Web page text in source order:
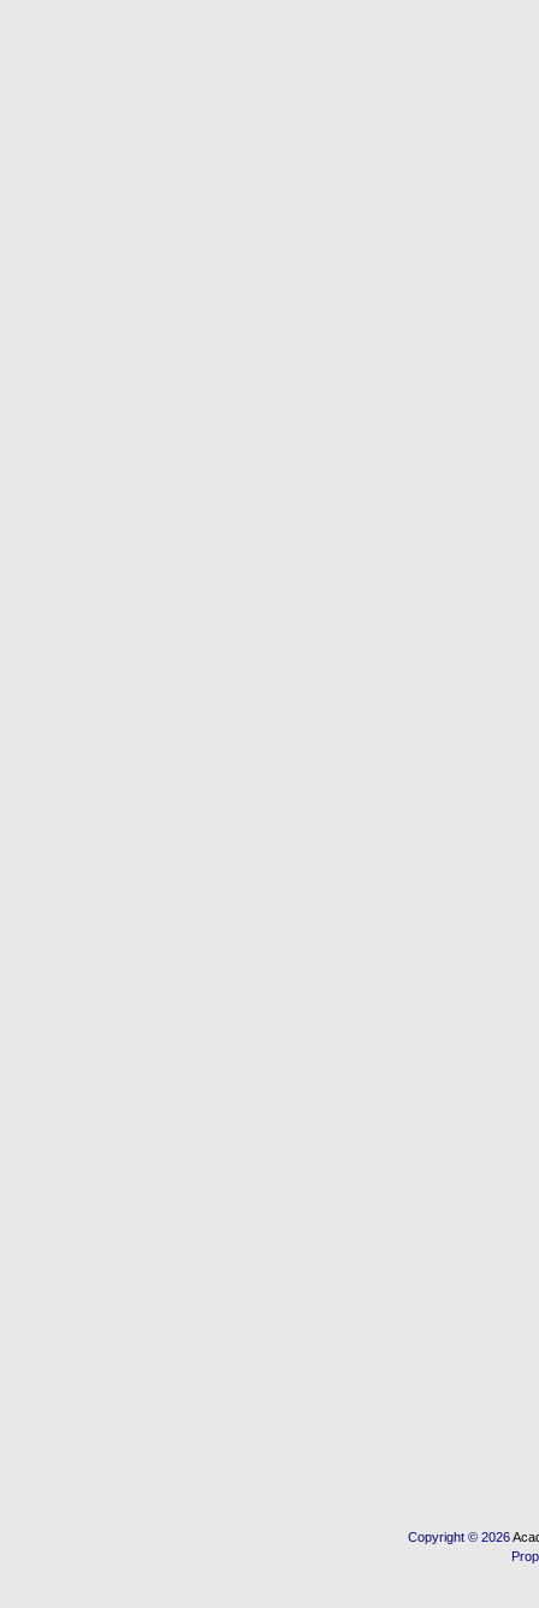
Copyright © 2026